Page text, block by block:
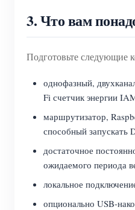
3. Что вам
Подготовьте следующие
однофазный,
Fi счетчик энергии
маршрутизатор,
способный запускать
достаточное
ожидаемого периода
локальное
опционально USB-